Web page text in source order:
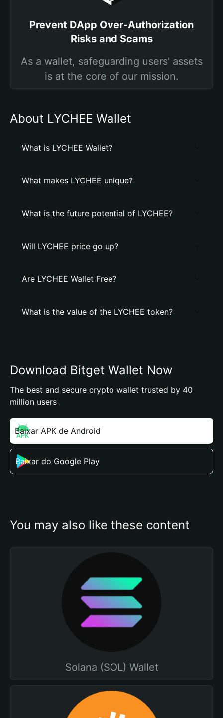
Prevent DApp Over-Authorization
Risks and Scams
As a wallet, safeguarding users' assets
is at the core of our mission.
About LYCHEE Wallet
What is LYCHEE Wallet?
What makes LYCHEE unique?
What is the future potential of LYCHEE?
Will LYCHEE price go up?
Are LYCHEE Wallet Free?
What is the value of the LYCHEE token?
Download Bitget Wallet Now
The best and secure crypto wallet trusted by 40
million users
Baixar APK de Android
Baixar do Google Play
You may also like these content
Solana (SOL) Wallet